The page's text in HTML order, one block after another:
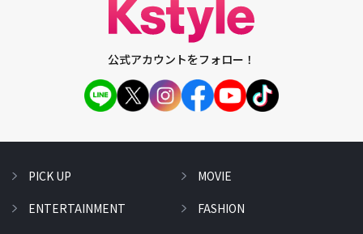
公式アカウントをフォロー！
PICK UP
ENTERTAINMENT
MOVIE
FASHION